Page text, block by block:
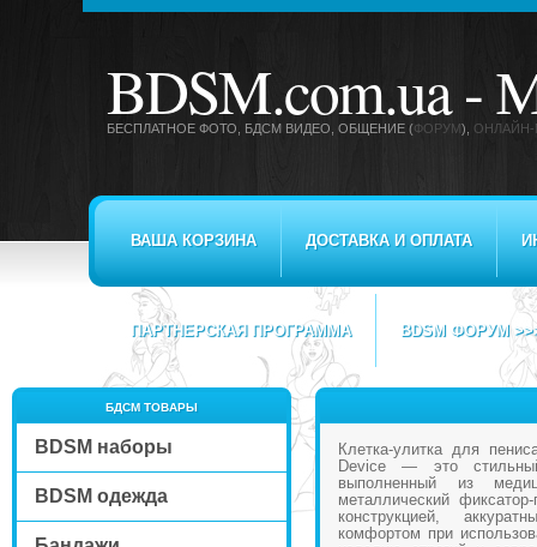
BDSM.com.ua -
БЕСПЛАТНОЕ ФОТО, БДСМ ВИДЕО , ОБЩЕНИЕ (ФОРУМ), ОНЛАЙН-
ВАША КОРЗИНА ДОСТАВКА И ОПЛАТА
ПАРТНЕРСКАЯ ПРОГРАММА BDSM ФОРУМ
БДСМ ТОВАРЫ
BDSM наборы
BDSM одежда
Клетка-улитка для
Device — это
выполненный из
металлический
конструкцией,
комфортом при